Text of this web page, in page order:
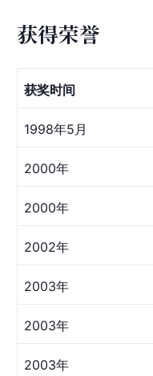
获得荣誉
获奖时间
1998年5月
2000年
2000年
2002年
2003年
2003年
2003年